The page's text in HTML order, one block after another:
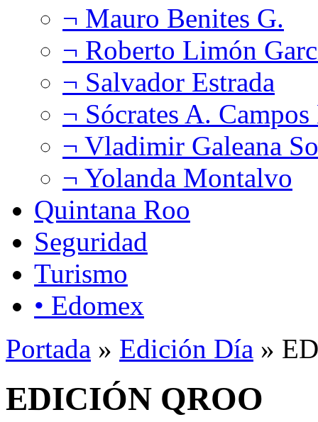
¬ Mauro Benites G.
¬ Roberto Limón
¬ Salvador Estrada
¬ Sócrates A.
¬ Vladimir Galeana
¬ Yolanda Montalvo
Quintana Roo
Seguridad
Turismo
• Edomex
Portada » Edición Día »
EDICIÓN QROO